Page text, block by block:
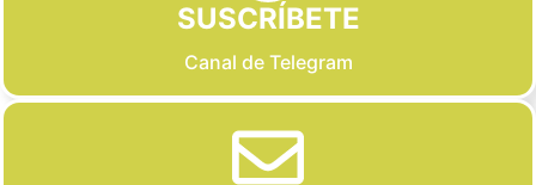
SUSCRÍBETE
Canal de Telegram